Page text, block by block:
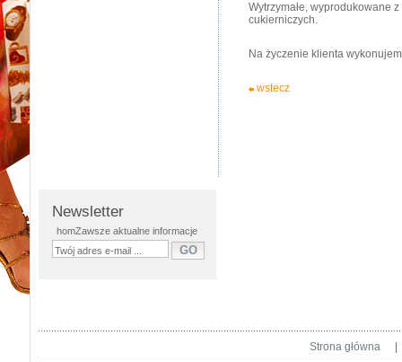
Newsletter
homZawsze aktualne informacje
Wytrzymałe, wyprodukowane
cukierniczych.
Na życzenie klienta
wstecz
Strona główna